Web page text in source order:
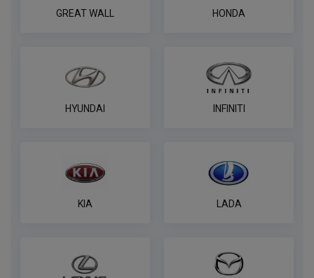
GREAT WALL HONDA
HYUNDAI INFINITI
KIA LADA